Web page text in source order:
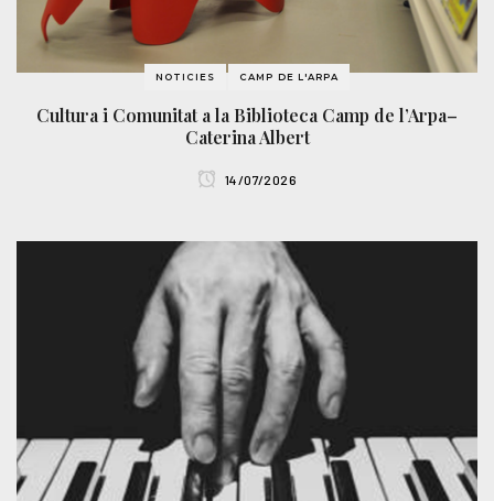
NOTICIES CAMP DE L'ARPA
Cultura i Comunitat a la Biblioteca Camp de l’Arpa–
Caterina Albert
14/07/2026